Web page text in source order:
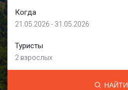
Когда
21.05.2026 - 31.05.2026
Туристы
2 взрослых
НАЙТИ